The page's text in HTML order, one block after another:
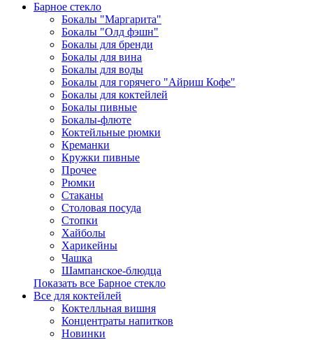
Барное стекло
Бокалы "Маргарита"
Бокалы "Олд фэшн"
Бокалы для бренди
Бокалы для вина
Бокалы для воды
Бокалы для горячего "Айриш Кофе"
Бокалы для коктейлей
Бокалы пивные
Бокалы-флюте
Коктейльные рюмки
Креманки
Кружки пивные
Прочее
Рюмки
Стаканы
Столовая посуда
Стопки
Хайболы
Харикейны
Чашка
Шампанское-блюдца
Показать все Барное стекло
Все для коктейлей
Коктелльная вишня
Концентраты напитков
Новинки